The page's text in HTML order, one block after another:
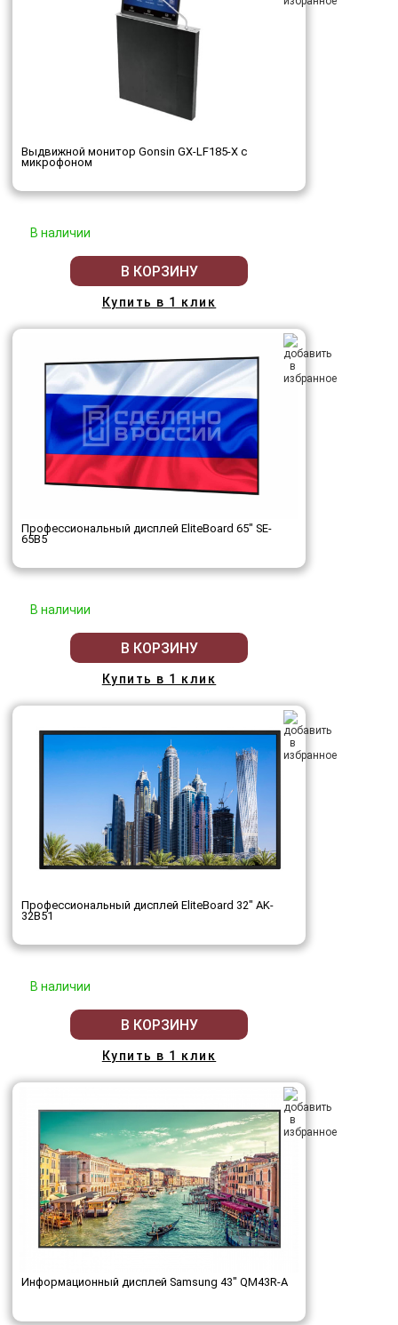
Выдвижной монитор Gonsin GX-LF185-X с
микрофоном
В наличии
В КОРЗИНУ
Купить в 1 клик
Профессиональный дисплей EliteBoard 65" SE-
65B5
В наличии
В КОРЗИНУ
Купить в 1 клик
Профессиональный дисплей EliteBoard 32" AK-
32B51
В наличии
В КОРЗИНУ
Купить в 1 клик
Информационный дисплей Samsung 43" QM43R-A